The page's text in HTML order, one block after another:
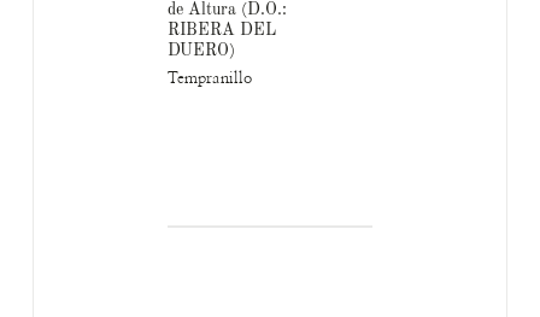
de Altura (D.O.:
RIBERA DEL
DUERO)
Tempranillo